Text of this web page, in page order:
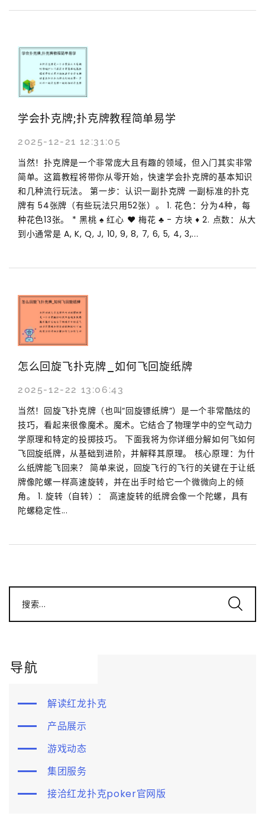
学会扑克牌;扑克牌教程简单易学
2025-12-21 12:31:05
当然！扑克牌是一个非常庞大且有趣的领域，但入门其实非常
简单。这篇教程将带你从零开始，快速学会扑克牌的基本知识
和几种流行玩法。 第一步：认识一副扑克牌 一副标准的扑克
牌有 54张牌（有些玩法只用52张）。 1. 花色：分为4种，每
种花色13张。 * 黑桃 ♠️ 红心 ❤️ 梅花 ♣️ - 方块 ♦️ 2. 点数：从大
到小通常是 A, K, Q, J, 10, 9, 8, 7, 6, 5, 4, 3,...
怎么回旋飞扑克牌_如何飞回旋纸牌
2025-12-22 13:06:43
当然！回旋飞扑克牌（也叫“回旋镖纸牌”）是一个非常酷炫的
技巧，看起来很像魔术。魔术。它结合了物理学中的空气动力
学原理和特定的投掷技巧。 下面我将为你详细分解如何飞如何
飞回旋纸牌，从基础到进阶，并解释其原理。 核心原理：为什
么纸牌能飞回来？ 简单来说，回旋飞行的飞行的关键在于让纸
牌像陀螺一样高速旋转，并在出手时给它一个微微向上的倾
角。 1. 旋转（自转）： 高速旋转的纸牌会像一个陀螺，具有
陀螺稳定性...
搜索...
导航
解读红龙扑克
产品展示
游戏动态
集团服务
接洽红龙扑克poker官网版